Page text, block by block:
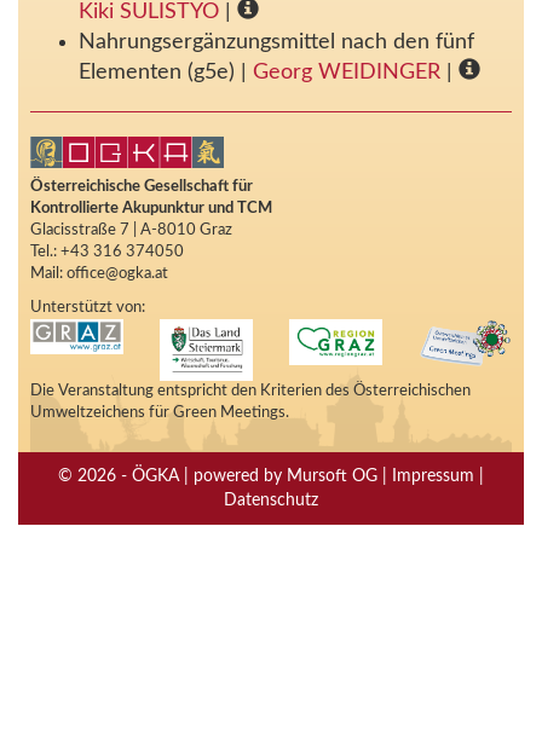
Kiki SULISTYO
Nahrungsergänzungsmittel nach den fünf
Elementen (g5e)
Georg WEIDINGER
Österreichische Gesellschaft für
Kontrollierte Akupunktur und TCM
Glacisstraße 7 | A-8010 Graz
Tel.: +43 316 374050
Mail: office@ogka.at
Unterstützt von:
Die Veranstaltung entspricht den Kriterien des Österreichischen
Umweltzeichens für Green Meetings.
© 2026 - ÖGKA | powered by Mursoft OG | Impressum |
Datenschutz